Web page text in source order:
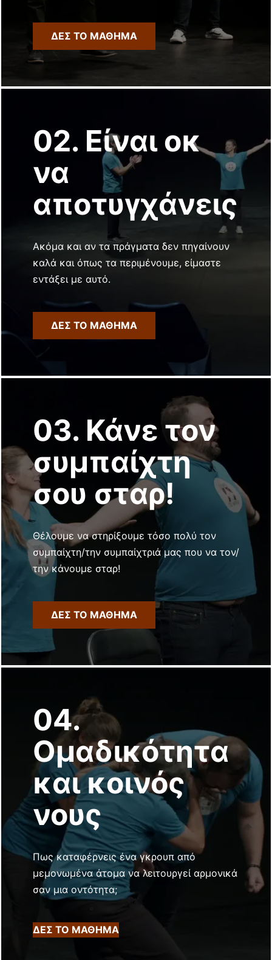
ΔΕΣ ΤΟ ΜΑΘΗΜΑ
02. Είναι οκ
να
αποτυγχάνεις
Ακόμα και αν τα πράγματα δεν πηγαίνουν
καλά και όπως τα περιμένουμε, είμαστε
εντάξει με αυτό.
ΔΕΣ ΤΟ ΜΑΘΗΜΑ
03. Κάνε τον
συμπαίχτη
σου σταρ!
Θέλουμε να στηρίξουμε τόσο πολύ τον
συμπαίχτη/την συμπαίχτριά μας που να τον/
την κάνουμε σταρ!
ΔΕΣ ΤΟ ΜΑΘΗΜΑ
04.
Ομαδικότητα
και κοινός
νους
Πως καταφέρνεις ένα γκρουπ από
μεμονωμένα άτομα να λειτουργεί αρμονικά
σαν μια οντότητα;
ΔΕΣ ΤΟ ΜΑΘΗΜΑ